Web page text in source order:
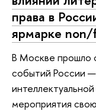
права в
ярмарке
В Москве прошло
событий России
мероприятия